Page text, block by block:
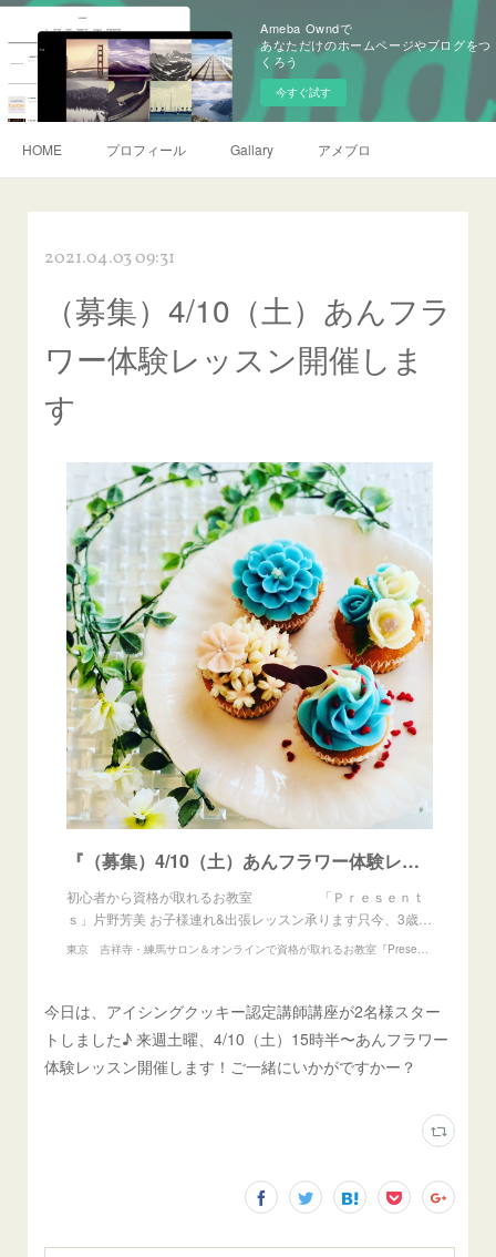
Ameba Owndで
あなただけのホームページやブログをつ
くろう
今すぐ試す
HOME プロフィール Gallary アメブロ
2021.04.03 09:31
（募集）4/10（土）あんフラ
ワー体験レッスン開催しま
す
『（募集）4/10（土）あんフラワー体験レッスン開催します』
初心者から資格が取れるお教室 「Ｐｒｅｓｅｎｔ
ｓ」片野芳美 お子様連れ&出張レッスン承ります只今、3歳…
東京 吉祥寺・練馬サロン＆オンラインで資格が取れるお教室『Presents』アイシングクッキー、練り切りアート、あんフラワー教室
今日は、アイシングクッキー認定講師講座が2名様スター
トしました♪ 来週土曜、4/10（土）15時半〜あんフラワー
体験レッスン開催します！ご一緒にいかがですかー？